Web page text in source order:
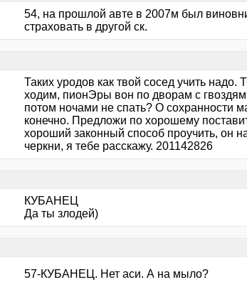
54, на прошлой авте в 2007м был
страховать в другой ск.
Таких уродов как твой сосед учить
ходим, пионЭры вон по дворам с
потом ночами не спать? О сохранности
конечно. Предложи по хорошему
хороший законный способ проучить, он
черкни, я тебе расскажу. 201142826
КУБАНЕЦ
Да ты злодей)
57-КУБАНЕЦ. Нет аси. А на мыло?